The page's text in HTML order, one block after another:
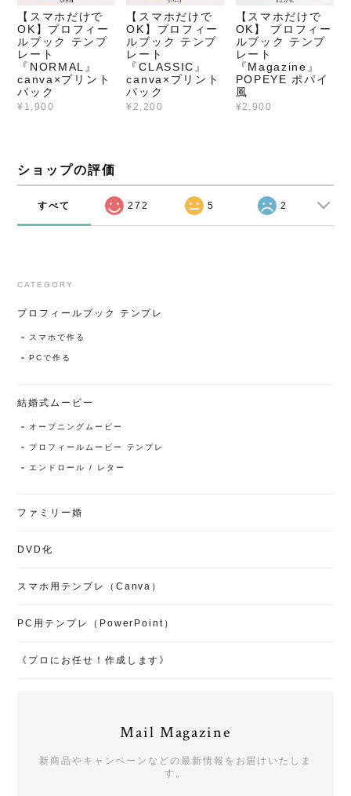
【スマホだけで
OK】プロフィー
ルブック テンプ
レート
『NORMAL』
canva×プリント
パック
¥1,900
【スマホだけで
OK】プロフィー
ルブック テンプ
レート
『CLASSIC』
canva×プリント
パック
¥2,200
【スマホだけで
OK】 プロフィー
ルブック テンプ
レート
『Magazine』
POPEYE ポパイ
風
¥2,900
ショップの評価
すべて 272 5 2
CATEGORY
プロフィールブック テンプレ
スマホで作る
PCで作る
結婚式ムービー
オープニングムービー
プロフィールムービー テンプレ
エンドロール / レター
ファミリー婚
DVD化
スマホ用テンプレ（Canva）
PC用テンプレ（PowerPoint）
《プロにお任せ！作成します》
Mail Magazine
新商品やキャンペーンなどの最新情報をお届けいたしま
す。